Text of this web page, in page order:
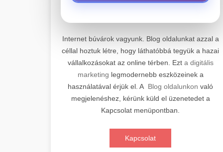
+
Professzionális elektromos roller
javítási és karbantartási szolgáltatások.
Szakértő technikusaink minőségi
szervízt nyújtanak minden jelentős
márkához és modellhez.
Szervizközpont Látogatása
📊 2. Online Marketing
Ügynökség
+
Átfogó online marketing
szolgáltatások, beleértve a SEO-t,
közösségi média kezelést és digitális
hirdetéseket. Növekedés elérése
Elektromos Roller
Internet búvárok vagyunk. Blog oldalunkat azzal a
céllal hoztuk létre, hogy láthatóbbá tegyük a hazai
vállalkozásokat az online térben. Ezt a digitális
marketing legmodernebb eszközeinek a
használatával érjük el. A Blog oldalunkon való
megjelenéshez, kérünk küld el üzenetedet a
Kapcsolat menüpontban.
Kapcsolat